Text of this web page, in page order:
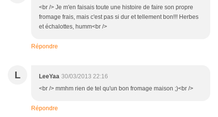
<br /> Je m'en faisais toute une histoire de faire son propre
fromage frais, mais c'est pas si dur et tellement bon!!! Herbes
et échalottes, humm<br />
Répondre
L LeeYaa 30/03/2013 22:16
<br /> mmhm rien de tel qu'un bon fromage maison ;)<br />
Répondre